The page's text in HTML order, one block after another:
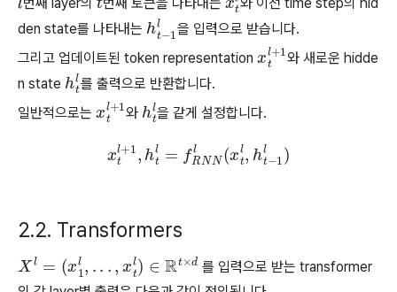
l t xt
l
den state를 나타내는 ht
−1l
을 입력으로 받습니다.
그리고 업데이트된 token representation xtl+와 새로운 hidde
n state ht
l
를 출력으로 반환합니다.
일반적으로는 xtl+와 ht을 같게 설정합니다.
xtl+1 ,ht =f RNNl(xtl,ht− 1 l)
2.2. Transformers
Xl= (x 1l,..., x t ) ∈Rt×d
를 입력으로 받는 transformer